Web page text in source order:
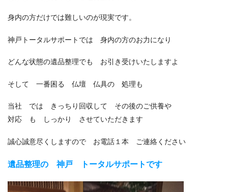
身内の方だけでは難しいのが現実です。
神戸トータルサポートでは 身内の方のお力になり
どんな状態の遺品整理でも お引き受けいたしますよ
そして 一番困る 仏壇 仏具の 処理も
当社 では きっちり回収して その後のご供養や
対応 も しっかり させていただきます
誠心誠意尽くしますので お電話１本 ご連絡ください
遺品整理の 神戸 トータルサポートです